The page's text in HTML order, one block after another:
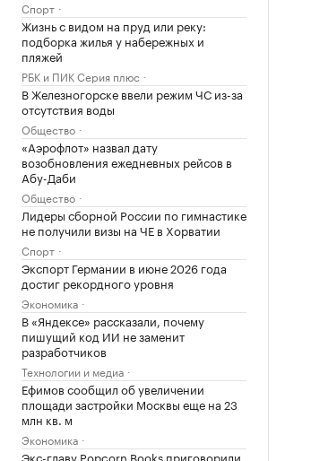
Спорт
Жизнь с видом на пруд или реку:
подборка жилья у набережных и
пляжей
РБК и ПИК Серия плюс
В Железногорске ввели режим ЧС из-за
отсутствия воды
Общество
«Аэрофлот» назвал дату
возобновления ежедневных рейсов в
Абу-Даби
Общество
Лидеры сборной России по гимнастике
не получили визы на ЧЕ в Хорватии
Спорт
Экспорт Германии в июне 2026 года
достиг рекордного уровня
Экономика
В «Яндексе» рассказали, почему
пишущий код ИИ не заменит
разработчиков
Технологии и медиа
Ефимов сообщил об увеличении
площади застройки Москвы еще на 23
млн кв. м
Экономика
Экс-главу Popcorn Books приговорили